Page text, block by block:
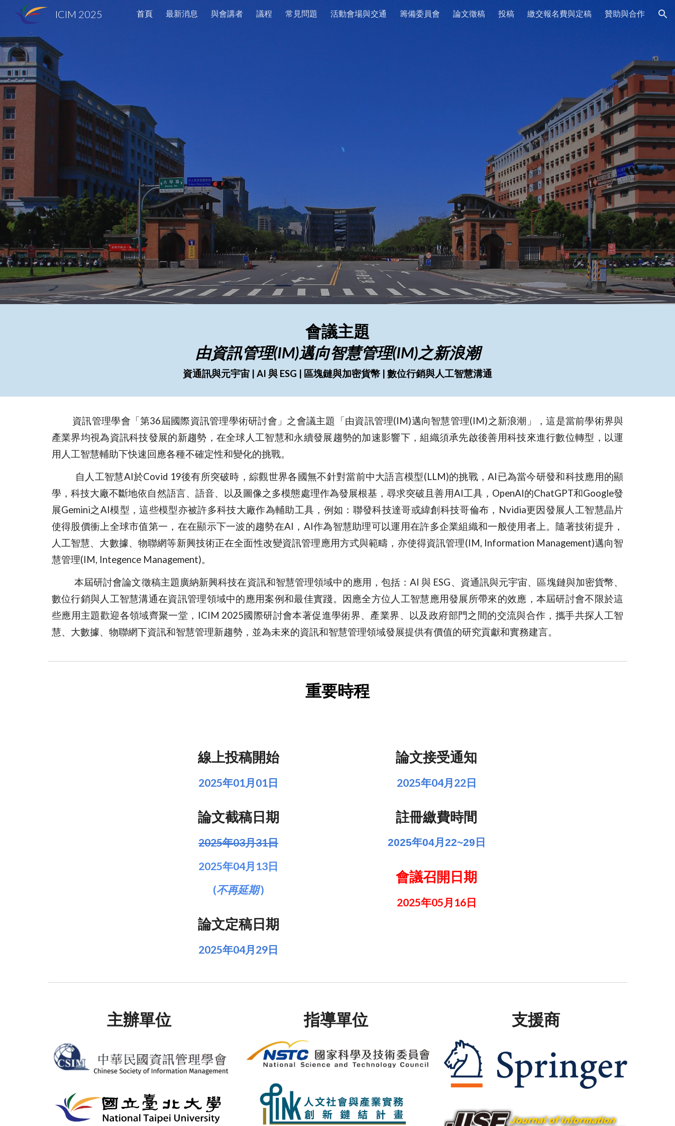
Skip to main content Skip to navigation
ICIM 2025 首頁 最新消息 與會講者 議程 常見問題 活動會場與交通 籌備委員會 論文徵稿 投稿 繳交報名費與定稿 贊助與合作
會議主題
由資訊管理(IM)邁向智慧管理(IM)之新浪潮
資通訊與元宇宙 | AI 與 ESG | 區塊鏈與加密貨幣 | 數位行銷與人工智慧溝通
資訊管理學會 「第36屆國際資訊管理學術研討會 」 之會議主題「由資訊管理(IM)邁向智慧管理(IM)之新浪潮」，這是當前學術界與
產業界均視為資訊科技發展的新趨勢，在全球人工智慧和永續發展趨勢的加速影響下，組織須承先啟後善用科技來進行數位轉型，以運
用人工智慧輔助下快速回應各種不確定性和變化的挑戰。
自人工智慧AI於Covid 19後有所突破時，綜觀世界各國無不針對當前中大語言模型(LLM)的挑戰，AI已為當今研發和科技應用的顯
學，科技大廠不斷地依自然語言、語音、以及圖像之多模態處理作為發展根基，尋求突破且善用AI工具，OpenAI的ChatGPT和Google發
展‎Gemini之AI模型，這些模型亦被許多科技大廠作為輔助工具，例如：聯發科技達哥或緯創科技哥倫布，Nvidia更因發展人工智慧晶片
使得股價衝上全球市值第一，在在顯示下一波的趨勢在AI，AI作為智慧助理可以運用在許多企業組織和一般使用者上。隨著技術提升，
人工智慧、大數據、物聯網等新興技術正在全面性改變資訊管理應用方式與範疇，亦使得資訊管理(IM, Information Management)邁向智
慧管理(IM, Integence Management)。
本屆研討會論文徵稿主題廣納新興科技在資訊和智慧管理領域中的應用，包括：AI 與 ESG、資通訊與元宇宙、區塊鏈與加密貨幣、
數位行銷與人工智慧溝通在資訊管理領域中的應用案例和最佳實踐。因應全方位人工智慧應用發展所帶來的效應，本屆研討會不限於這
些應用主題歡迎各領域齊聚一堂，ICIM 2025國際研討會本著促進學術界、產業界、以及政府部門之間的交流與合作，攜手共探人工智
慧、大數據、物聯網下資訊和智慧管理新趨勢，並為未來的資訊和智慧管理領域發展提供有價值的研究貢獻和實務建言。
重要時程
線上投稿開始
2025年01月01日
論文截稿日期
2025年03月31日
2025年04月13日
(不再延期)
論文定稿日期
2025年04月29日
論文接受通知
2025年04月22日
註冊繳費時間
2025年04月22~29日
會議召開日期
2025年05月16日
主辦單位 指導單位 支援商